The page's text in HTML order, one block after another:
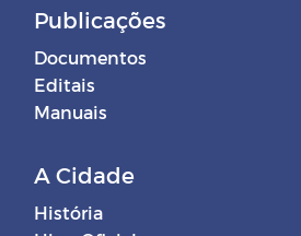
Publicações
Documentos
Editais
Manuais
A Cidade
História